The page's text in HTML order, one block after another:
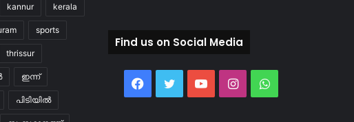
kannur kerala
sports
thrissur
ഇന്ന്
പിടിയിൽ
Find us on Social Media
Facebook
TwitterYouTubeInstagramWhatsApp